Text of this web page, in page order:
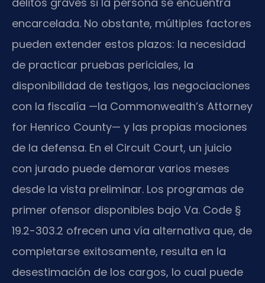
encarcelada. No obstante, múltiples factores
pueden extender estos plazos: la necesidad
de practicar pruebas periciales, la
disponibilidad de testigos, las negociaciones
con la fiscalía —la Commonwealth’s Attorney
for Henrico County— y las propias mociones
de la defensa. En el Circuit Court, un juicio
con jurado puede demorar varios meses
desde la vista preliminar. Los programas de
primer ofensor disponibles bajo Va. Code §
19.2-303.2 ofrecen una vía alternativa que, de
completarse exitosamente, resulta en la
desestimación de los cargos, lo cual puede